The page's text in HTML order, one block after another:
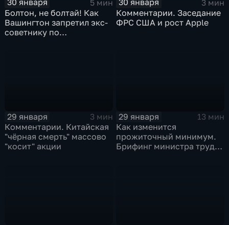
30 января
5 мин
Болтон, не болтай! Как
Вашингтон запретил экс-
советнику по
30 января
3 мин
Комментарии. Заседание
ФРС США и рост Apple
29 января
3 мин
Комментарии. Китайская
"чёрная смерть" массово
"косит" акции
29 января
13 мин
Как изменится
прожиточный минимум.
Брифинг министра труда